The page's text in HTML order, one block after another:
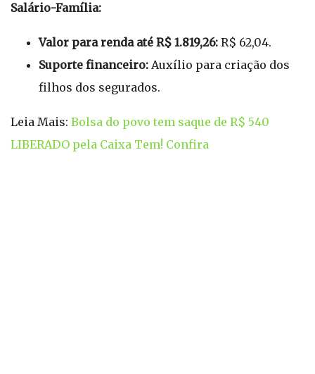
Salário-Família:
Valor para renda até R$ 1.819,26: R$ 62,04.
Suporte financeiro: Auxílio para criação dos
filhos dos segurados.
Leia Mais: Bolsa do povo tem saque de R$ 540
LIBERADO pela Caixa Tem! Confira